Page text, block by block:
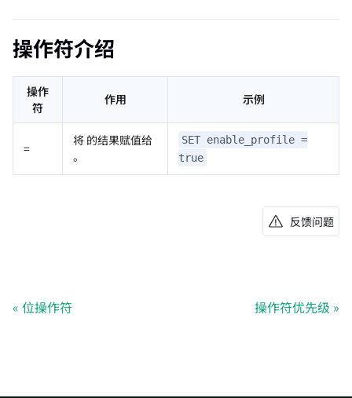
操作符介绍
操作
符
作用 示例
=
将 的结果赋值给
。
SET enable_profile =
true
反馈问题
位操作符 操作符优先级